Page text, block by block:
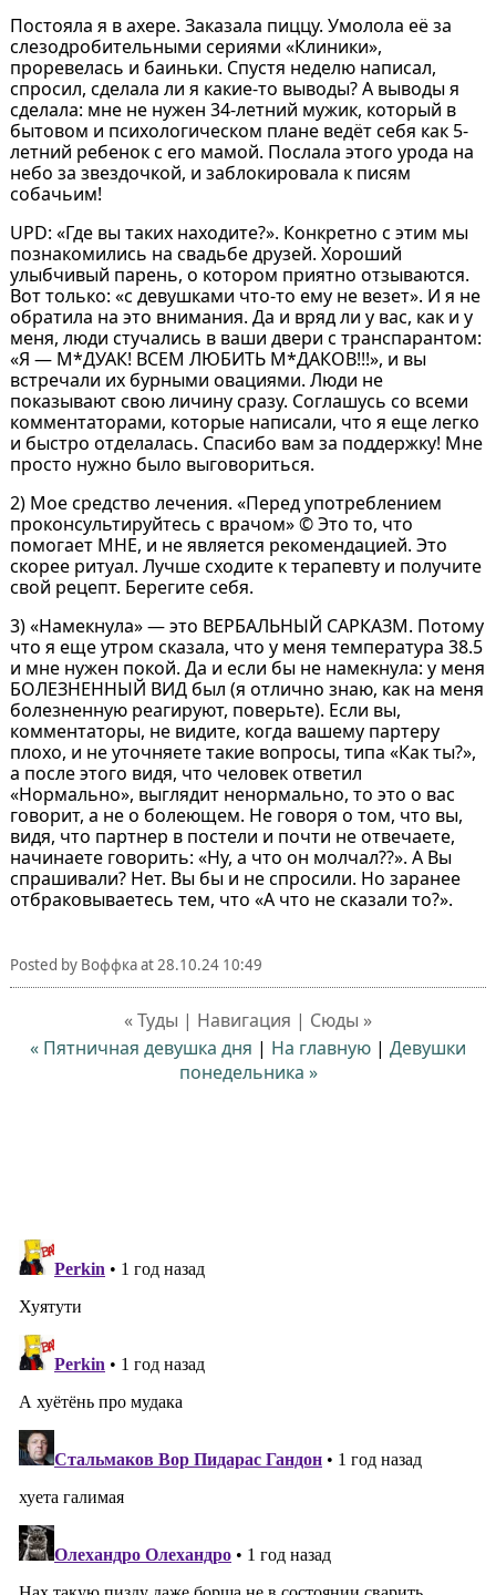
Постояла я в ахере. Заказала пиццу. Умолола её за
слезодробительными сериями «Клиники»,
проревелась и баиньки. Спустя неделю написал,
спросил, сделала ли я какие-то выводы? А выводы я
сделала: мне не нужен 34-летний мужик, который в
бытовом и психологическом плане ведёт себя как 5-
летний ребенок с его мамой. Послала этого урода на
небо за звездочкой, и заблокировала к писям
собачьим!
UPD: «Где вы таких находите?». Конкретно с этим мы
познакомились на свадьбе друзей. Хороший
улыбчивый парень, о котором приятно отзываются.
Вот только: «с девушками что-то ему не везет». И я не
обратила на это внимания. Да и вряд ли у вас, как и у
меня, люди стучались в ваши двери с транспарантом:
«Я — М*ДУАК! ВСЕМ ЛЮБИТЬ М*ДАКОВ!!!», и вы
встречали их бурными овациями. Люди не
показывают свою личину сразу. Соглашусь со всеми
комментаторами, которые написали, что я еще легко
и быстро отделалась. Спасибо вам за поддержку! Мне
просто нужно было выговориться.
2) Мое средство лечения. «Перед употреблением
проконсультируйтесь с врачом» © Это то, что
помогает МНЕ, и не является рекомендацией. Это
скорее ритуал. Лучше сходите к терапевту и получите
свой рецепт. Берегите себя.
3) «Намекнула» — это ВЕРБАЛЬНЫЙ САРКАЗМ. Потому
что я еще утром сказала, что у меня температура 38.5
и мне нужен покой. Да и если бы не намекнула: у меня
БОЛЕЗНЕННЫЙ ВИД был (я отлично знаю, как на меня
болезненную реагируют, поверьте). Если вы,
комментаторы, не видите, когда вашему партеру
плохо, и не уточняете такие вопросы, типа «Как ты?»,
а после этого видя, что человек ответил
«Нормально», выглядит ненормально, то это о вас
говорит, а не о болеющем. Не говоря о том, что вы,
видя, что партнер в постели и почти не отвечаете,
начинаете говорить: «Ну, а что он молчал??». А Вы
спрашивали? Нет. Вы бы и не спросили. Но заранее
отбраковываетесь тем, что «А что не сказали то?».
Posted by Воффкаat 28.10.24 10:49
« Туды | Навигация | Сюды »
« Пятничная девушка дня | На главную | Девушки
понедельника »